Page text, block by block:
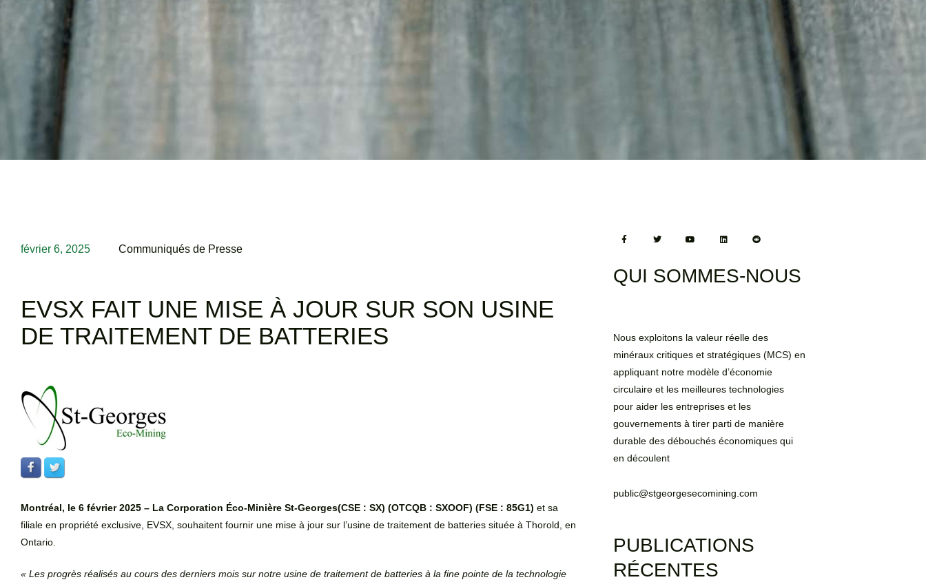
février 6, 2025 Communiqués de Presse
EVSX FAIT UNE MISE À JOUR SUR SON USINE
DE TRAITEMENT DE BATTERIES
Montréal, le 6 février 2025 – La Corporation Éco-Minière St-Georges(CSE : SX) (OTCQB : SXOOF) (FSE : 85G1) et sa
filiale en propriété exclusive, EVSX, souhaitent fournir une mise à jour sur l’usine de traitement de batteries située à Thorold, en
Ontario.
« Les progrès réalisés au cours des derniers mois sur notre usine de traitement de batteries à la fine pointe de la technologie
QUI SOMMES-NOUS
Nous exploitons la valeur réelle des
minéraux critiques et stratégiques (MCS) en
appliquant notre modèle d’économie
circulaire et les meilleures technologies
pour aider les entreprises et les
gouvernements à tirer parti de manière
durable des débouchés économiques qui
en découlent
public@stgeorgesecomining.com
PUBLICATIONS
RÉCENTES